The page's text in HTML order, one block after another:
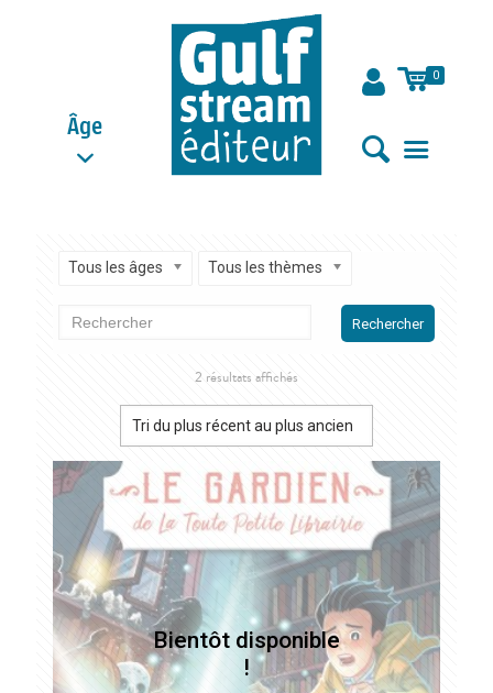
Âge
0
Tous les âges Tous les thèmes
Rechercher
2 résultats affichés
plus
plus
ancien